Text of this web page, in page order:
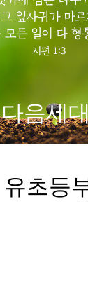
다음세
유초등